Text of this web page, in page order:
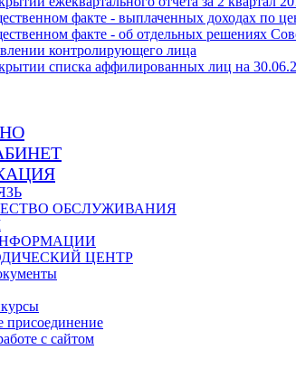
факте - выплаченных доходах по
факте - об отдельных решениях
контролирующего лица
списка аффилированных лиц на
ОБСЛУЖИВАНИЯ
ЦЕНТР
присоединение
с сайтом